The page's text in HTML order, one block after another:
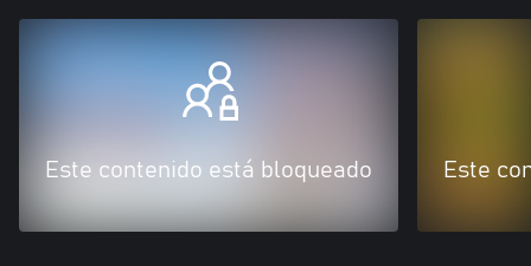
Este contenido está bloqueado Este